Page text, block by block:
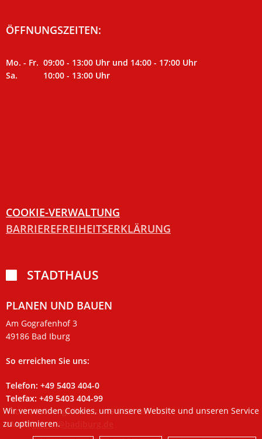
ÖFFNUNGSZEITEN:
Mo. - Fr. 09:00 - 13:00 Uhr und 14:00 - 17:00 Uhr
Sa. 10:00 - 13:00 Uhr
COOKIE-VERWALTUNG
BARRIEREFREIHEITSERKLÄRUNG
STADTHAUS
PLANEN UND BAUEN
Am Gografenhof 3
49186 Bad Iburg
So erreichen Sie uns:
Telefon: +49 5403 404-0
Telefax: +49 5403 404-99
Techn. Störungsdienst: +49 5401 897-107
eMail:bauen@badiburg.de
Wir verwenden Cookies, um unsere Website und unseren Service
zu optimieren.